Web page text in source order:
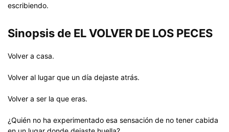
escribiendo.
Sinopsis de EL VOLVER DE LOS PECES
Volver a casa.
Volver al lugar que un día dejaste atrás.
Volver a ser la que eras.
¿Quién no ha experimentado esa sensación de no tener cabida